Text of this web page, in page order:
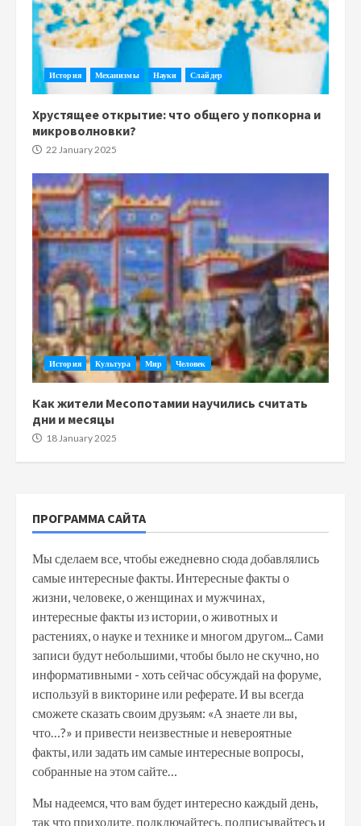
История Механизмы Науки Слайдер
Хрустящее открытие: что общего у попкорна и
микроволновки?
22 January 2025
История Культура Мир Человек
Как жители Месопотамии научились считать
дни и месяцы
18 January 2025
ПРОГРАММА САЙТА
Мы сделаем все, чтобы ежедневно сюда добавлялись
самые интересные факты. Интересные факты о
жизни, человеке, о женщинах и мужчинах,
интересные факты из истории, о животных и
растениях, о науке и технике и многом другом... Сами
записи будут небольшими, чтобы было не скучно, но
информативными - хоть сейчас обсуждай на форуме,
используй в викторине или реферате. И вы всегда
сможете сказать своим друзьям: «А знаете ли вы,
что…?» и привести неизвестные и невероятные
факты, или задать им самые интересные вопросы,
собранные на этом сайте…
Мы надеемся, что вам будет интересно каждый день,
так что приходите, подключайтесь, подписывайтесь и